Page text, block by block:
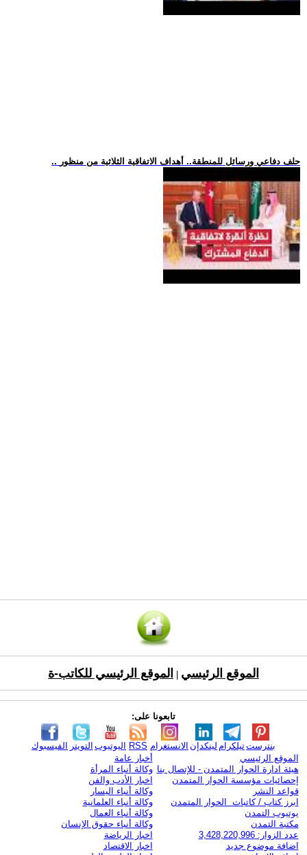
.. حلف دفاعي ورسائل للمنطقة.. أهداف الاتفاقية الثلاثية من منظور
الموقع الرئيسي الموقع الرئيسي للكاتب-ة
تابعونا على:
الفيسبوك التويتر اليوتيوب RSS الانستغرام لينكدإن تيلكرامبنترست
الموقع الرئيسي
هيئة ادارة الحوار المتمدن - للإتصال بنا
إحصائيات مؤسسة الحوار المتمدن
قواعد النشر
ابرز كتاب / كاتبات الحوار المتمدن
يوتيوب التمدن
مكتبة التمدن
عدد الزوار: 3,428,220,996
اضافة موضوع جديد
أخبار عامة
وكالة أنباء المرأة
اخبار الأدب والفن
وكالة أنباء اليسار
وكالة أنباء العلمانية
وكالة أنباء العمال
وكالة أنباء حقوق الإنسان
اخبار الرياضة
اخبار الاقتصاد